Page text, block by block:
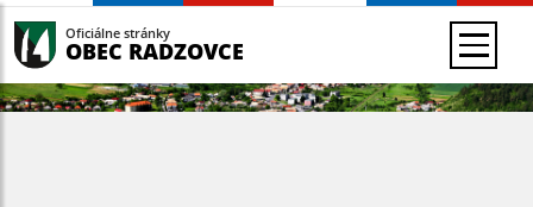
Oficiálne stránky
OBEC RADZOVCE